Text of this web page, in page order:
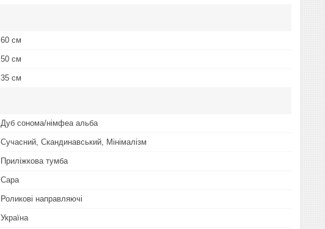
60 см
50 см
35 см
Дуб сонома/німфеа альба
Сучасний, Скандинавський, Мінімалізм
Приліжкова тумба
Сара
Роликові направляючі
Україна